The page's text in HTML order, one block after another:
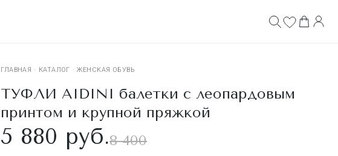
ГЛАВНАЯ · КАТАЛОГ · ЖЕНСКАЯ ОБУВЬ
ТУФЛИ AIDINI балетки с леопардовым
принтом и крупной пряжкой
5 880 руб.8 400